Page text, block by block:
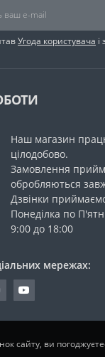
Угода користувача
Наш магазин
цілодобово.
Замовлення
обробляються
Дзвінки
Понеділка по
9:00 до 18:00
мережах:
сайту, ви